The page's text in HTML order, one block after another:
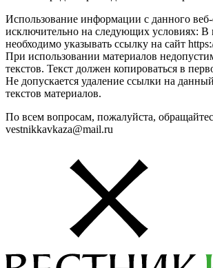
Использование информации с данного
исключительно на следующих условиях: В
необходимо указывать ссылку на сайт
При использовании материалов
текстов. Текст должен копироваться в
Не допускается удаление ссылки на
текстов материалов.
По всем вопросам, пожалуйста,
vestnikkavkaza@mail.ru